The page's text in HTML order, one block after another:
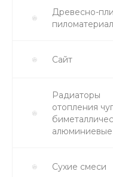
Древесно-
Сайт
Радиаторы
отопления
алюминиевые
Сухие смеси